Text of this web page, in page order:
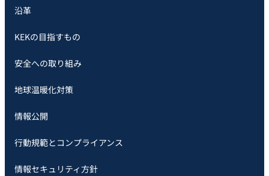
沿革
KEKの目指すもの
安全への取り組み
地球温暖化対策
情報公開
行動規範とコンプライアンス
情報セキュリティ方針